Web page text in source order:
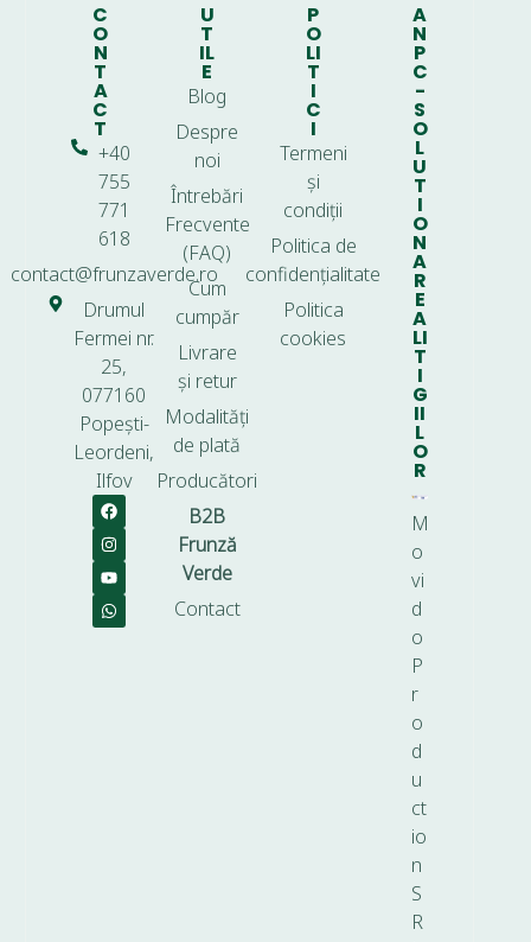
C
O
N
T
A
C
T
+40
755
771
618
contact@frunzaverde.ro
Drumul
Fermei nr.
25,
077160
Popești-
Leordeni,
Ilfov
U
T
IL
E
Blog
Despre
noi
Întrebări
Frecvente
(FAQ)
Cum
cumpăr
Livrare
și retur
Modalități
de plată
Producători
B2B
Frunză
Verde
Contact
P
O
LI
T
I
C
I
Termeni
și
condiții
Politica de
confidențialitate
Politica
cookies
A
N
P
C
-
S
O
L
U
T
I
O
N
A
R
E
A
LI
T
I
G
II
L
O
R
M
o
vi
d
o
P
r
o
d
u
ct
io
n
S
R